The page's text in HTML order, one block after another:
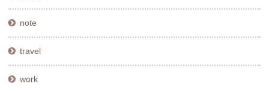
note
travel
work